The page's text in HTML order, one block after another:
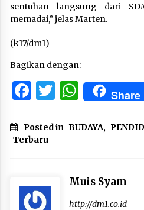
sentuhan langsung dari
memadai,” jelas Marten.
(k17/dm1)
Bagikan dengan:
Facebook
TwitterShare
Posted in BUDAYA,
Terbaru
Muis Syam
http://dm1.co.id